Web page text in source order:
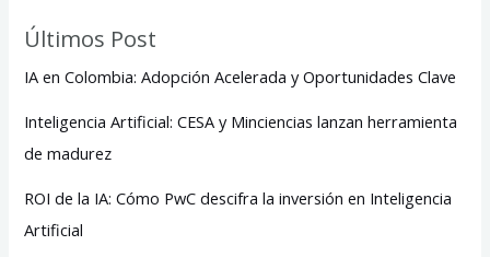
Últimos Post
IA en Colombia: Adopción Acelerada y Oportunidades Clave
Inteligencia Artificial: CESA y Minciencias lanzan herramienta
de madurez
ROI de la IA: Cómo PwC descifra la inversión en Inteligencia
Artificial